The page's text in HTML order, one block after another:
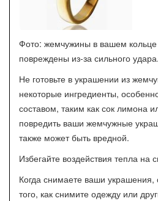
Фото: жемчужины в вашем кольце
повреждены из-за сильного удара.
Не готовьте в украшении из
некоторые ингредиенты,
составом, таким как сок лимона
повредить ваши жемчужные
также может быть вредной.
Избегайте воздействия тепла на
Когда снимаете ваши
того, как снимите одежду или